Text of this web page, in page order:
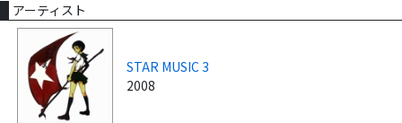
アーティスト
STAR MUSIC 3
2008